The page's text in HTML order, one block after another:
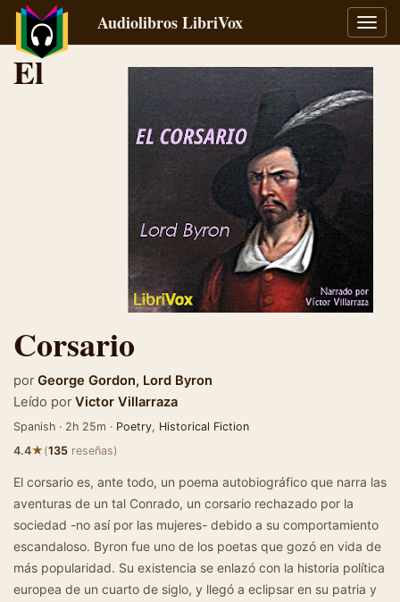
Audiolibros LibriVox
El
Corsario
por George Gordon, Lord Byron
Leído por Victor Villarraza
Spanish · 2h 25m · Poetry, Historical Fiction
4.4★(135 reseñas)
El corsario es, ante todo, un poema autobiográfico que narra las
aventuras de un tal Conrado, un corsario rechazado por la
sociedad -no así por las mujeres- debido a su comportamiento
escandaloso. Byron fue uno de los poetas que gozó en vida de
más popularidad. Su existencia se enlazó con la historia política
europea de un cuarto de siglo, y llegó a eclipsar en su patria y